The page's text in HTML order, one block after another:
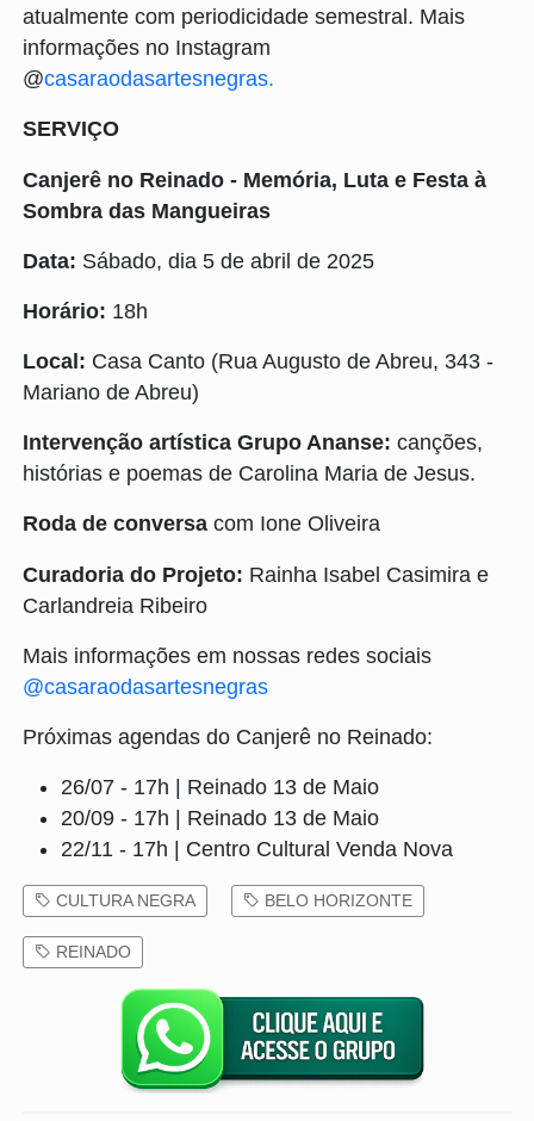
atualmente com periodicidade semestral. Mais
informações no Instagram
@casaraodasartesnegras.
SERVIÇO
Canjerê no Reinado - Memória, Luta e Festa à
Sombra das Mangueiras
Data: Sábado, dia 5 de abril de 2025
Horário: 18h
Local: Casa Canto (Rua Augusto de Abreu, 343 -
Mariano de Abreu)
Intervenção artística Grupo Ananse: canções,
histórias e poemas de Carolina Maria de Jesus.
Roda de conversa com Ione Oliveira
Curadoria do Projeto: Rainha Isabel Casimira e
Carlandreia Ribeiro
Mais informações em nossas redes sociais
@casaraodasartesnegras
Próximas agendas do Canjerê no Reinado:
26/07 - 17h | Reinado 13 de Maio
20/09 - 17h | Reinado 13 de Maio
22/11 - 17h | Centro Cultural Venda Nova
CULTURA NEGRA BELO HORIZONTE
REINADO